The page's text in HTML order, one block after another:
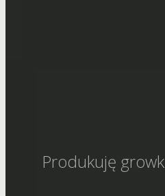
Produkuję